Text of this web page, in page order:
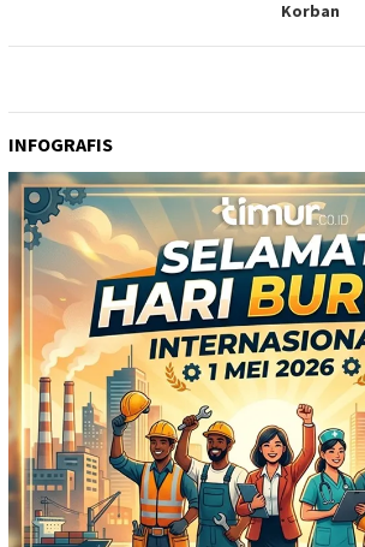
Korban
INFOGRAFIS